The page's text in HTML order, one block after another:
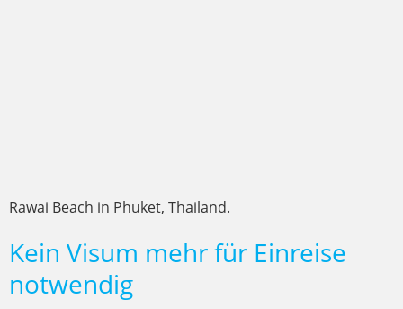
Rawai Beach in Phuket, Thailand.
Kein Visum mehr für Einreise
notwendig